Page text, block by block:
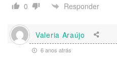
0
Responder
Valeria Araújo
6 anos atrás